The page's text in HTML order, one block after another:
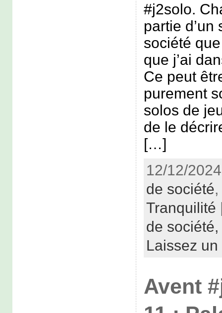
#j2solo.
partie d’un
société
que j’ai
Ce peut
purement
solos de
de le
[…]
12/12/
de société,
Tranquilité
de société,
Laissez
Avent